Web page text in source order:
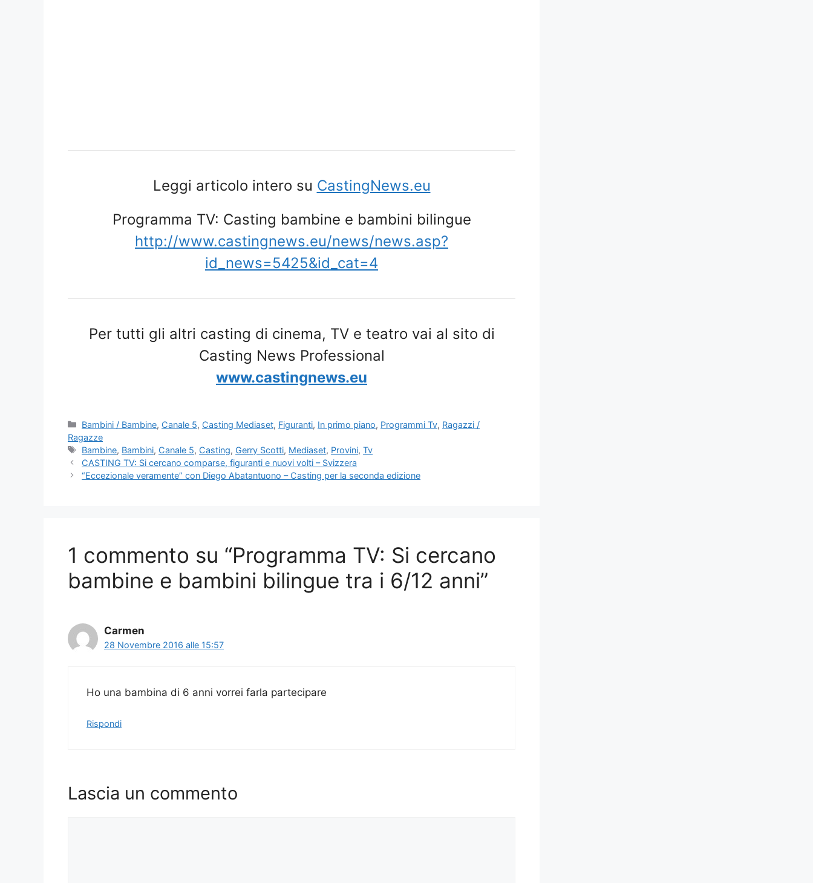
Leggi articolo intero su CastingNews.eu
Programma TV: Casting bambine e bambini bilingue
http://www.castingnews.eu/news/news.asp?
id_news=5425&id_cat=4
Per tutti gli altri casting di cinema, TV e teatro vai al sito di
Casting News Professional
www.castingnews.eu
Categorie
Bambini / Bambine, Canale 5, Casting Mediaset, Figuranti, In primo piano, Programmi Tv, Ragazzi /
Ragazze
Tag
Bambine, Bambini, Canale 5, Casting, Gerry Scotti, Mediaset, Provini,Tv
CASTING TV: Si cercano comparse, figuranti e nuovi volti – Svizzera
“Eccezionale veramente” con Diego Abatantuono – Casting per la seconda edizione
1 commento su “Programma TV: Si cercano
bambine e bambini bilingue tra i 6/12 anni”
Carmen
28 Novembre 2016 alle 15:57
Ho una bambina di 6 anni vorrei farla partecipare
Rispondi
Lascia un commento